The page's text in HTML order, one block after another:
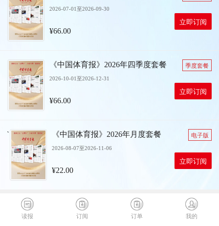
2026-07-01至2026-09-30
¥66.00
立即订阅
《中国体育报》2026年四季度套餐
2026-10-01至2026-12-31
¥66.00
季度套餐
立即订阅
` 《中国体育报》2026年月度套餐
2026-08-07至2026-11-06
¥22.00
电子版
立即订阅
读报 订阅 订单 我的